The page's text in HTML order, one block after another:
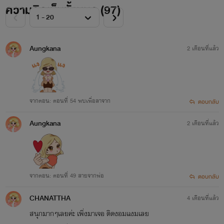
ความคิดเห็นทั้งหมด (97)
Aungkana
จากตอน: ตอนที่ 54 พบเพื่อลาจาก
2 เดือนที่แล้ว
ตอบกลับ
Aungkana
จากตอน: ตอนที่ 49 สายจากพ่อ
2 เดือนที่แล้ว
ตอบกลับ
CHANATTHA
สนุกมากๆเลยค่ะ เพิ่งมาเจอ ติดงอมแงมเลย
4 เดือนที่แล้ว